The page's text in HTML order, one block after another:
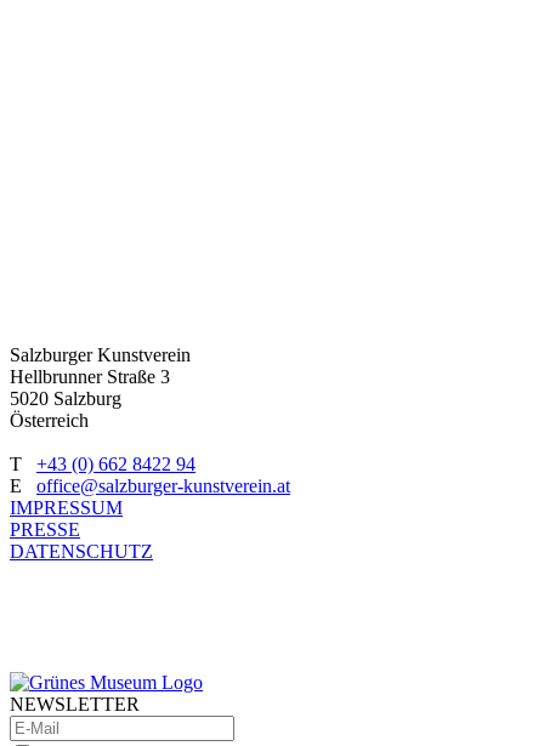
Salzburger Kunstverein
Hellbrunner Straße 3
5020 Salzburg
Österreich
T +43 (0) 662 8422 94
E office@salzburger-kunstverein.at
IMPRESSUM
PRESSE
DATENSCHUTZ
NEWSLETTER